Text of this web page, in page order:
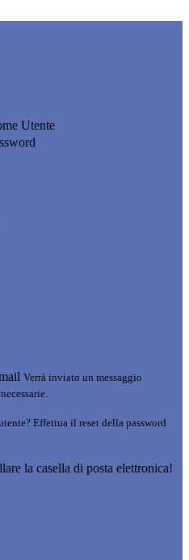
Utente
Verrà inviato un messaggio
Effettua il reset della password
la casella di posta elettronica!